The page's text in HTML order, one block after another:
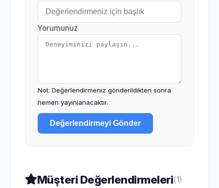
Yorumunuz
Not: Değerlendirmeniz gönderildikten sonra
hemen yayınlanacaktır.
Değerlendirmeyi Gönder
Müşteri Değerlendirmeleri(1)